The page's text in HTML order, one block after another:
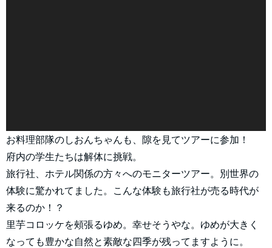
お料理部隊のしおんちゃんも、隙を見てツアーに参加！
府内の学生たちは解体に挑戦。
旅行社、ホテル関係の方々へのモニターツアー。別世界の
体験に驚かれてました。こんな体験も旅行社が売る時代が
来るのか！？
里芋コロッケを頰張るゆめ。幸せそうやな。ゆめが大きく
なっても豊かな自然と素敵な四季が残ってますように。